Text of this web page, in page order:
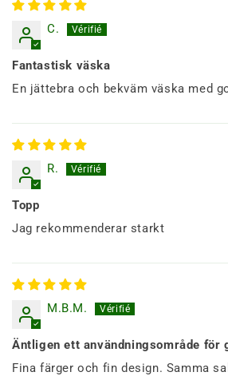
C.
Fantastisk väska
En jättebra och bekväm väska med
R.
Topp
Jag rekommenderar starkt
M.B.M.
Äntligen ett användningsområde för
Fina färger och fin design. Samma